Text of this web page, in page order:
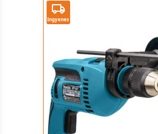
Ingyenes